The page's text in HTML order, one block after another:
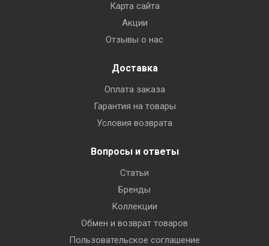
Карта сайта
Акции
Отзывы о нас
Доставка
Оплата заказа
Гарантия на товары
Условия возврата
Вопросы и ответы
Статьи
Бренды
Коллекции
Обмен и возврат товаров
Пользовательское соглашение